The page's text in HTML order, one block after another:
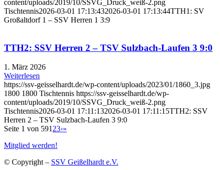
content/uploads/2019/10/SSVG_Druck_weiß-2.png
Tischtennis2026-03-01 17:13:432026-03-01 17:13:44TTH1: SV
Großaltdorf 1 – SSV Herren 1 3:9
TTH2: SSV Herren 2 – TSV Sulzbach-Laufen 3 9:0
1. März 2026
Weiterlesen
https://ssv-geisselhardt.de/wp-content/uploads/2023/01/1860_3.jpg
1800 1800 Tischtennis https://ssv-geisselhardt.de/wp-
content/uploads/2019/10/SSVG_Druck_weiß-2.png
Tischtennis2026-03-01 17:11:132026-03-01 17:11:15TTH2: SSV
Herren 2 – TSV Sulzbach-Laufen 3 9:0
Seite 1 von 591 23›»
Mitglied werden!
© Copyright – SSV Geißelhardt e.V.